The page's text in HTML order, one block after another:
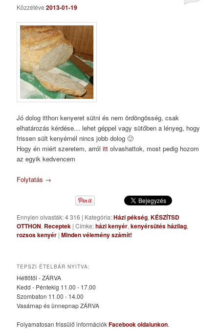
Közzétéve2013-01-19
Jó dolog itthon kenyeret sütni és nem ördöngösség, csak
elhatározás kérdése… lehet géppel vagy sütőben a lényeg, hogy
frissen sült kenyérnél nincs jobb dolog 🙂
Hogy én miért szeretem, arrólitt olvashattok, most pedig hozom
az egyik kedvencem
Folytatás →
Ennyien olvasták: 4 316 | Kategória:Házi pékség,KÉSZÍTSD
OTTHON, Receptek |Címke:házi kenyér,kenyérsütés házilag,
rozsos kenyér |Minden vélemény számít!
TEPSZI ÉTELBÁR NYITVA:
Hétfőtől - ZÁRVA
Kedd - Péntekig 11.00 - 17.00
Szombaton 11.00 - 14.00
Vasárnap és ünnepnap ZÁRVA
Folyamatosan frissülő információkFacebook oldalunkon.